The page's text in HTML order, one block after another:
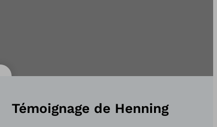
Témoignage de Henning